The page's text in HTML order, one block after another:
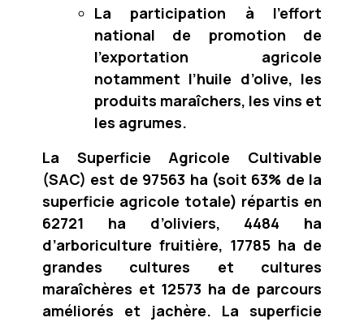
La participation à l’effort
national de promotion de
l’exportation agricole
notamment l’huile d’olive, les
produits maraîchers, les vins et
les agrumes.
La Superficie Agricole Cultivable
(SAC) est de 97563 ha (soit 63% de la
superficie agricole totale) répartis en
62721 ha d’oliviers, 4484 ha
d’arboriculture fruitière, 17785 ha de
grandes cultures et cultures
maraîchères et 12573 ha de parcours
améliorés et jachère. La superficie